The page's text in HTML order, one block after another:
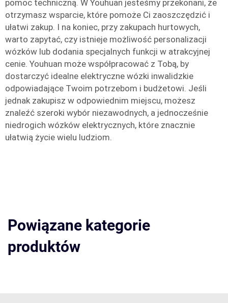
pomoc techniczną. W Youhuan jesteśmy przekonani, że
otrzymasz wsparcie, które pomoże Ci zaoszczędzić i
ułatwi zakup. I na koniec, przy zakupach hurtowych,
warto zapytać, czy istnieje możliwość personalizacji
wózków lub dodania specjalnych funkcji w atrakcyjnej
cenie. Youhuan może współpracować z Tobą, by
dostarczyć idealne elektryczne wózki inwalidzkie
odpowiadające Twoim potrzebom i budżetowi. Jeśli
jednak zakupisz w odpowiednim miejscu, możesz
znaleźć szeroki wybór niezawodnych, a jednocześnie
niedrogich wózków elektrycznych, które znacznie
ułatwią życie wielu ludziom.
Powiązane kategorie
produktów